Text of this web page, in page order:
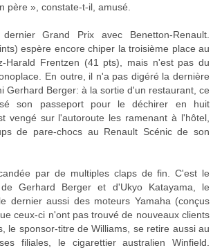
père », constate-t-il, amusé.
Grand Prix avec Benetton-Renault.
espère encore chiper la troisième place au
Harald Frentzen (41 pts), mais n'est pas du
En outre, il n'a pas digéré la dernière
Gerhard Berger: à la sortie d'un restaurant, ce
son passeport pour le déchirer en huit
vengé sur l'autoroute les ramenant à l'hôtel,
de pare-chocs au Renault Scénic de son
par de multiples claps de fin. C'est le
Gerhard Berger et d'Ukyo Katayama, le
dernier aussi des moteurs Yamaha (conçus
ceux-ci n'ont pas trouvé de nouveaux clients
le sponsor-titre de Williams, se retire aussi au
filiales, le cigarettier australien Winfield.